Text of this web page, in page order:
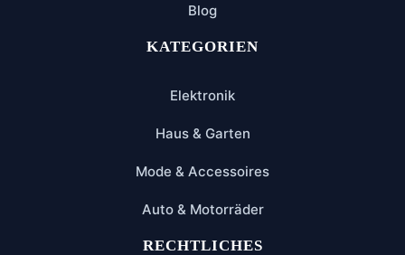
Blog
KATEGORIEN
Elektronik
Haus & Garten
Mode & Accessoires
Auto & Motorräder
RECHTLICHES